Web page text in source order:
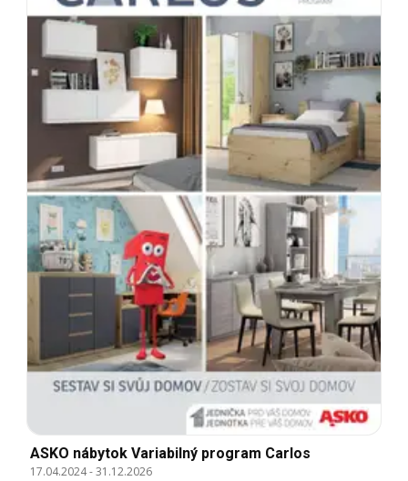
ASKO nábytok Variabilný program Carlos
17.04.2024-31.12.2026